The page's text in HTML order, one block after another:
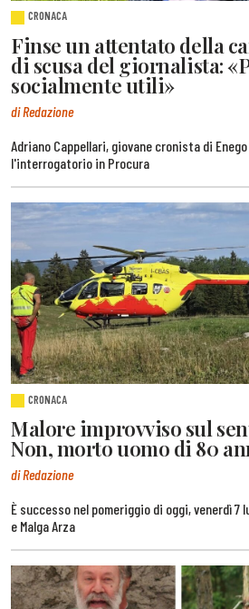
CRONACA
Finse un attentato della
di scusa del giornalista:
socialmente utili»
di Redazione
Adriano Cappellari, giovane cronista di
l'interrogatorio in Procura
CRONACA
Malore improvviso sul
Non, morto uomo di 80
di Redazione
È successo nel pomeriggio di oggi, venerdì 7
e Malga Arza